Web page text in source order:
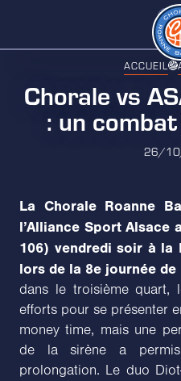
ACCUEIL
Chorale vs
: un
26/
La Chorale Roanne
l’Alliance Sport Alsace
106) vendredi soir à la
lors de la 8e journée de
dans le troisième quart,
efforts pour se présenter
money time, mais une
de la sirène a permis
prolongation. Le duo